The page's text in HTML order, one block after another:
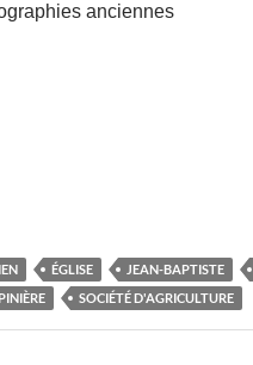
anciennes
ÉGLISE
JEAN-BAPTISTE
SOCIÉTÉ D'AGRICULTURE